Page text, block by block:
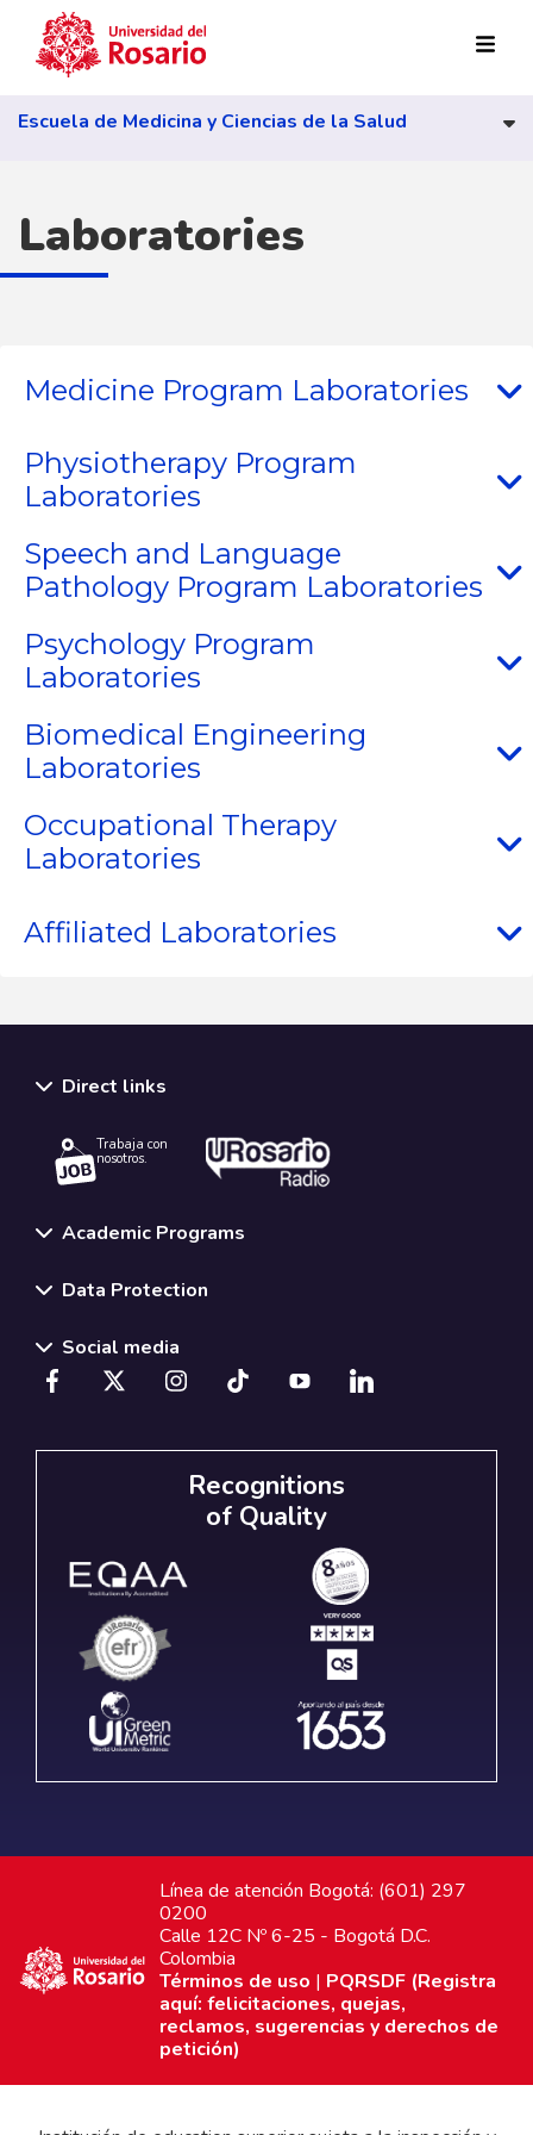
Skip to main content
Escuela de Medicina y Ciencias de la Salud
Laboratories
Medicine Program Laboratories
Physiotherapy Program
Laboratories
Speech and Language
Pathology Program Laboratories
Psychology Program
Laboratories
Biomedical Engineering
Laboratories
Occupational Therapy
Laboratories
Affiliated Laboratories
Direct links
Trabaja con
nosotros.
Academic Programs
Data Protection
Social media
Recognitions
of Quality
Línea de atención Bogotá: (601) 297
0200
Calle 12C Nº 6-25 - Bogotá D.C.
Colombia
Términos de uso | PQRSDF (Registra
aquí: felicitaciones, quejas,
reclamos, sugerencias y derechos de
petición)